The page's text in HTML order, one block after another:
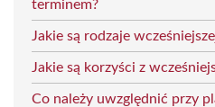
terminem?
Jakie są rodzaje
Jakie są korzyści z
Co należy uwzględnić przy